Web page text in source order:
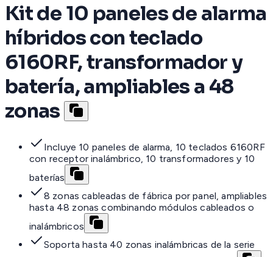
Kit de 10 paneles de alarma
híbridos con teclado
6160RF, transformador y
batería, ampliables a 48
zonas
Incluye 10 paneles de alarma, 10 teclados 6160RF
con receptor inalámbrico, 10 transformadores y 10
baterías
8 zonas cableadas de fábrica por panel, ampliables
hasta 48 zonas combinando módulos cableados o
inalámbricos
Soporta hasta 40 zonas inalámbricas de la serie